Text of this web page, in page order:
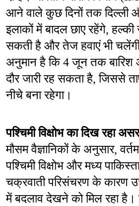
आने वाले कुछ दिनों तक
इलाकों में बादल छाए रहेंगे, हल्की
सकती है और तेज हवाएं भी
अनुमान है कि 4 जून तक
दौर जारी रह सकता है, जिससे
नीचे बना रहेगा।
पश्चिमी विक्षोभ का दिख रहा असर
मौसम वैज्ञानिकों के अनुसार,
पश्चिमी विक्षोभ और मध्य
चक्रवाती परिसंचरण के कारण
में बदलाव देखने को मिल रहा